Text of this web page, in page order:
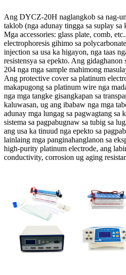
Ang DYCZ-20H naglangkob sa nag-
taklob (nga adunay tingga sa suplay sa
Mga accessories: glass plate, comb,
electrophoresis gihimo sa
injection sa usa ka higayon, nga taas
resistensya sa epekto. Ang gidaghanon
204 nga mga sample mahimong
Ang protective cover sa platinum
makapugong sa platinum wire nga
nga mga tangke gisangkapan sa
kaluwasan, ug ang ibabaw nga mga
adunay mga lungag sa pagwagtang sa
sistema sa pagpabugnaw sa tubig sa
ang usa ka tinuud nga epekto sa
lainlaing mga panginahanglanon sa
high-purity platinum electrode, ang
conductivity, corrosion ug aging